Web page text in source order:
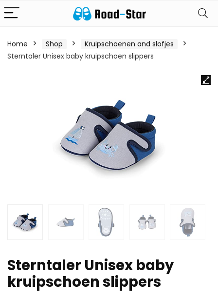
Home Shop
Kruipschoenen and slofjes
Sterntaler Unisex baby kruipschoen slippers
Sterntaler Unisex baby
kruipschoen slippers